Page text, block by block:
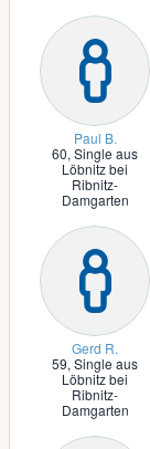
Paul B.
60, Single aus
Löbnitz bei
Ribnitz-
Damgarten
Gerd R.
59, Single aus
Löbnitz bei
Ribnitz-
Damgarten